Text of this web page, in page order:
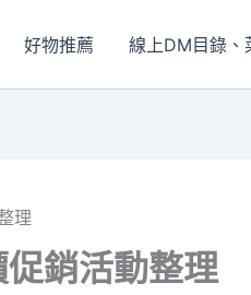
好物推薦 線上DM目錄、
理
銷活動整理